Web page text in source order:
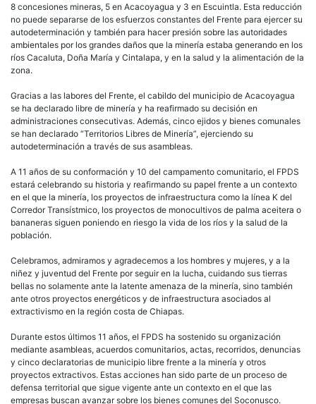
8 concesiones mineras, 5 en Acacoyagua y 3 en Escuintla. Esta reducción
no puede separarse de los esfuerzos constantes del Frente para ejercer su
autodeterminación y también para hacer presión sobre las autoridades
ambientales por los grandes daños que la minería estaba generando en los
ríos Cacaluta, Doña María y Cintalapa, y en la salud y la alimentación de la
zona.
Gracias a las labores del Frente, el cabildo del municipio de Acacoyagua
se ha declarado libre de minería y ha reafirmado su decisión en
administraciones consecutivas. Además, cinco ejidos y bienes comunales
se han declarado “Territorios Libres de Minería”, ejerciendo su
autodeterminación a través de sus asambleas.
A 11 años de su conformación y 10 del campamento comunitario, el FPDS
estará celebrando su historia y reafirmando su papel frente a un contexto
en el que la minería, los proyectos de infraestructura como la línea K del
Corredor Transístmico, los proyectos de monocultivos de palma aceitera o
bananeras siguen poniendo en riesgo la vida de los ríos y la salud de la
población.
Celebramos, admiramos y agradecemos a los hombres y mujeres, y a la
niñez y juventud del Frente por seguir en la lucha, cuidando sus tierras
bellas no solamente ante la latente amenaza de la minería, sino también
ante otros proyectos energéticos y de infraestructura asociados al
extractivismo en la región costa de Chiapas.
Durante estos últimos 11 años, el FPDS ha sostenido su organización
mediante asambleas, acuerdos comunitarios, actas, recorridos, denuncias
y cinco declaratorias de municipio libre frente a la minería y otros
proyectos extractivos. Estas acciones han sido parte de un proceso de
defensa territorial que sigue vigente ante un contexto en el que las
empresas buscan avanzar sobre los bienes comunes del Soconusco.